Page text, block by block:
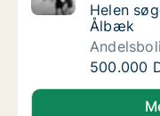
Helen
Helen
Ålbæk
Helen
500.000
Helen søger